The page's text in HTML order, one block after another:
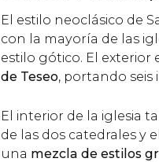
El estilo neoclásico de
con la mayoría de las
estilo gótico. El exterior
de Teseo, portando
El interior de la iglesia
de las dos catedrales y
una mezcla de estilos